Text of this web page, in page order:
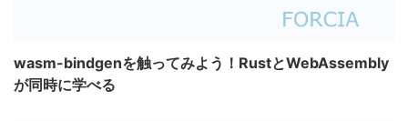
wasm-bindgenを触ってみよう！RustとWebAssembly
が同時に学べる